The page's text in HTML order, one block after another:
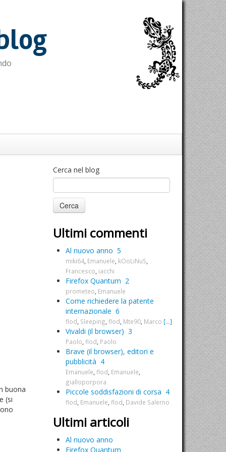
buona
(si
Cerca nel blog
Ultimi commenti
Al nuovo anno 5
miki64 Emanuele kOoLiNuS
Francesco iacchi
Firefox Quantum 2
prometeo Emanuele
Come richiedere la patente
internazionale 6
flod Sleeping flod Mte90 Marco [...]
Vivaldi (il browser) 3
Paolo flod Paolo
Brave (il browser), editori e
pubblicità 4
Emanuele flod Emanuele
gialloporpora
Piccole soddisfazioni di corsa 4
flod Emanuele flod Davide Salerno
Ultimi articoli
Al nuovo anno
Firefox Quantum